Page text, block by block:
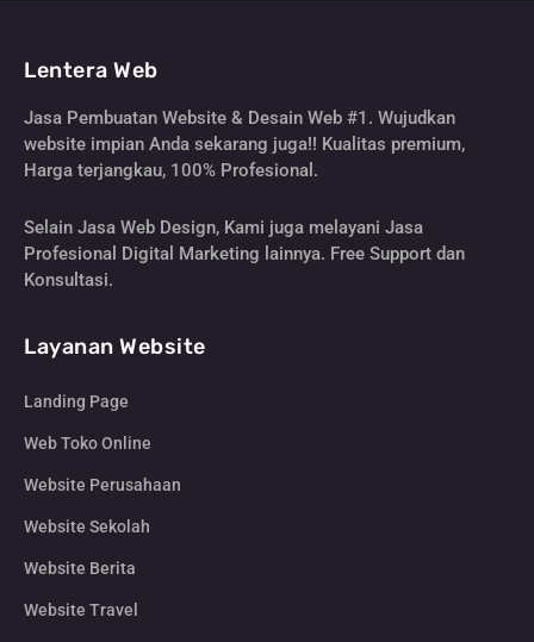
Lentera Web
Jasa Pembuatan Website & Desain Web #1. Wujudkan
website impian Anda sekarang juga!! Kualitas premium,
Harga terjangkau, 100% Profesional.
Selain Jasa Web Design, Kami juga melayani Jasa
Profesional Digital Marketing lainnya. Free Support dan
Konsultasi.
Layanan Website
Landing Page
Web Toko Online
Website Perusahaan
Website Sekolah
Website Berita
Website Travel